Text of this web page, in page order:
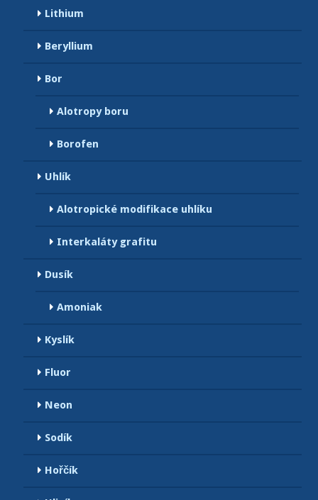
Lithium
Beryllium
Bor
Alotropy boru
Borofen
Uhlík
Alotropické modifikace uhlíku
Interkaláty grafitu
Dusík
Amoniak
Kyslík
Fluor
Neon
Sodík
Hořčík